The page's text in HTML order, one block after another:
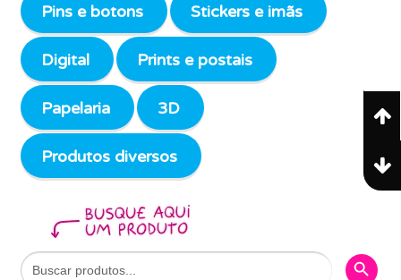
Pins e botons Stickers e imãs
Digital Prints e postais
Papelaria 3D
Produtos diversos
Search
for:
Search